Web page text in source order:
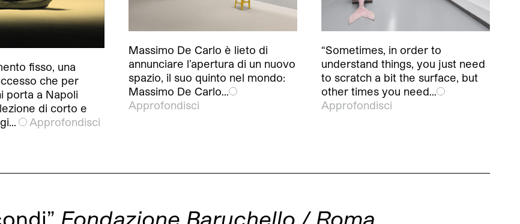
fisso, una
che per
porta a Napoli
di corto e
Approfondisci
Massimo De Carlo è lieto di
annunciare l’apertura di un nuovo
spazio, il suo quinto nel mondo:
Massimo De Carlo…
Approfondisci
“Sometimes, in order to
understand things, you just need
to scratch a bit the surface, but
other times you need…
Approfondisci
Fondazione Baruchello / Roma